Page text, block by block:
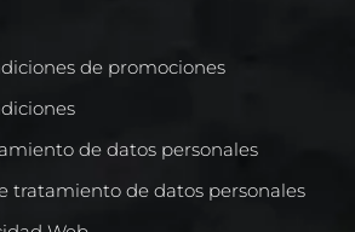
de promociones
de datos personales
tratamiento de datos personales